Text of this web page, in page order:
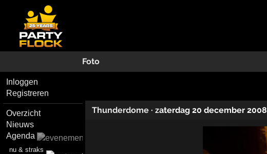
Foto
Inloggen
Registreren
Overzicht
Nieuws
Agenda
nu & straks
Thunderdome · zaterdag 20 december 2008